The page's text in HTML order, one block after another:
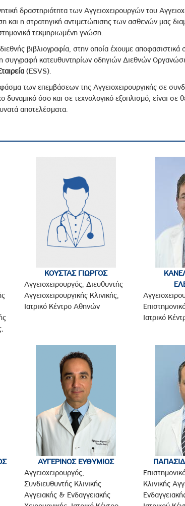
δραστηριότητα των Αγγειοχειρουργών του
και η στρατηγική αντιμετώπισης των ασθενών μας
τεκμηριωμένη γνώση.
βιβλιογραφία, στην οποία έχουμε αποφασιστικά
συγγραφή κατευθυντηρίων οδηγιών Διεθνών
(ESVS).
των επεμβάσεων της Αγγειοχειρουργικής σε
όσο και σε τεχνολογικό εξοπλισμό, είναι σε
αποτελέσματα.
ΚΟΥΣΤΑΣ ΓΙΩΡΓΟΣ
Αγγειοχειρουργός, Διευθυντής
Αγγειοχειρουργικής Κλινικής,
Ιατρικό Κέντρο Αθηνών
Ιατρικό
ΑΥΓΕΡΙΝΟΣ ΕΥΘΥΜΙΟΣ
Αγγειοχειρουργός,
Συνδιευθυντής Κλινικής
Αγγειακής & Ενδαγγειακής
Κλινικής